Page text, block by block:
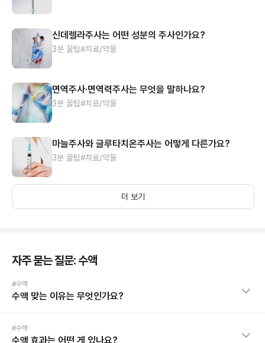
신데렐라주사는 어떤 성분의 주사인가요?
3분 꿀팁#치료/약물
면역주사·면역력주사는 무엇을 말하나요?
3분 꿀팁#치료/약물
마늘주사와 글루타치온주사는 어떻게 다른가요?
3분 꿀팁#치료/약물
더 보기
자주 묻는 질문: 수액
#수액
수액 맞는 이유는 무엇인가요?
#수액
수액 효과는 어떤 게 있나요?